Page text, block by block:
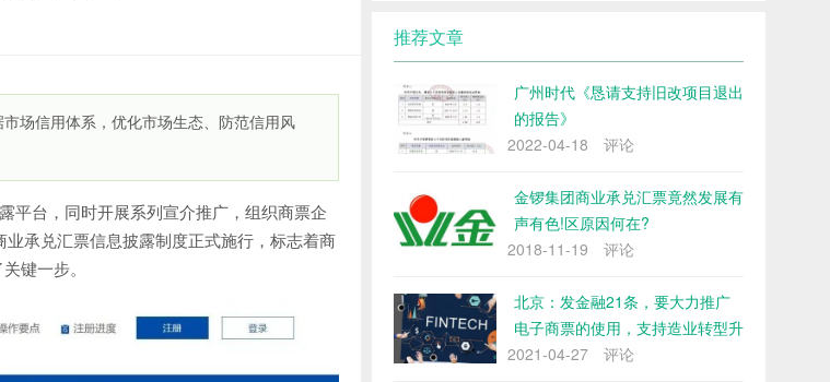
场信用体系，优化市场生态、防范信用风
平台，同时开展系列宣介推广，组织商票企
承兑汇票信息披露制度正式施行，标志着商
键一步。
推荐文章
广州时代《恳请支持旧改项目退出
的报告》
2022-04-18
评论
金锣集团商业承兑汇票竟然发展有
声有色!区原因何在?
2018-11-19
评论
北京：发金融21条，要大力推广
电子商票的使用，支持造业转型升
级
2021-04-27 评论